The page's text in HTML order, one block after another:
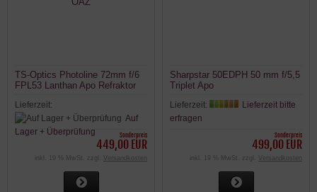
TS-Optics Photoline 72mm f/6
FPL53 Lanthan Apo Refraktor
Lieferzeit:
Auf
Lager + Überprüfung
Sonderpreis
449,00 EUR
inkl. 19 % MwSt. zzgl. Versandkosten
Sharpstar 50EDPH 50 mm f/5,5
Triplet Apo
Lieferzeit:
Lieferzeit bitte
erfragen
Sonderpreis
499,00 EUR
inkl. 19 % MwSt. zzgl. Versandkosten